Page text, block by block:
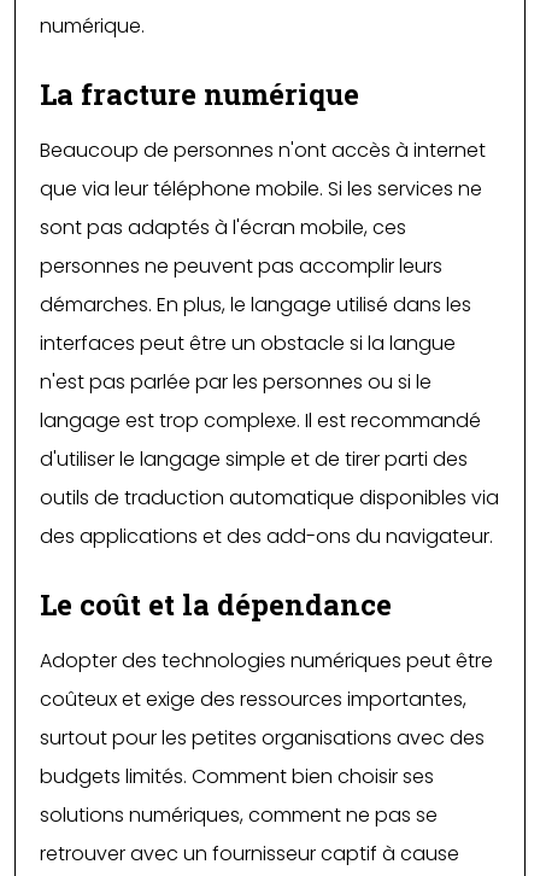
numérique.
La fracture numérique
Beaucoup de personnes n'ont accès à internet
que via leur téléphone mobile. Si les services ne
sont pas adaptés à l'écran mobile, ces
personnes ne peuvent pas accomplir leurs
démarches. En plus, le langage utilisé dans les
interfaces peut être un obstacle si la langue
n'est pas parlée par les personnes ou si le
langage est trop complexe. Il est recommandé
d'utiliser le langage simple et de tirer parti des
outils de traduction automatique disponibles via
des applications et des add-ons du navigateur.
Le coût et la dépendance
Adopter des technologies numériques peut être
coûteux et exige des ressources importantes,
surtout pour les petites organisations avec des
budgets limités. Comment bien choisir ses
solutions numériques, comment ne pas se
retrouver avec un fournisseur captif à cause